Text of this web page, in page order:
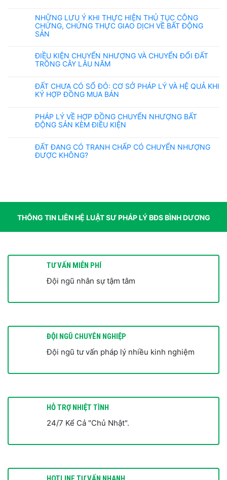
NHỮNG LƯU Ý KHI THỰC HIỆN THỦ TỤC CÔNG
CHỨNG, CHỨNG THỰC GIAO DỊCH VỀ BẤT ĐỘNG
SẢN
ĐIỀU KIỆN CHUYỂN NHƯỢNG VÀ CHUYỂN ĐỔI ĐẤT
TRỒNG CÂY LÂU NĂM
ĐẤT CHƯA CÓ SỔ ĐỎ: CƠ SỞ PHÁP LÝ VÀ HỆ QUẢ KHI
KÝ HỢP ĐỒNG MUA BÁN
PHÁP LÝ VỀ HỢP ĐỒNG CHUYỂN NHƯỢNG BẤT
ĐỘNG SẢN KÈM ĐIỀU KIỆN
ĐẤT ĐANG CÓ TRANH CHẤP CÓ CHUYỂN NHƯỢNG
ĐƯỢC KHÔNG?
THÔNG TIN LIÊN HỆ LUẬT SƯ PHÁP LÝ BĐS BÌNH DƯƠNG
TƯ VẤN MIỄN PHÍ
Đội ngũ nhân sự tậm tâm
ĐỘI NGŨ CHUYÊN NGHIỆP
Đội ngũ tư vấn pháp lý nhiều kinh nghiệm
HỖ TRỢ NHIỆT TÌNH
24/7 Kể Cả "Chủ Nhật".